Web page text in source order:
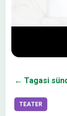
← Tagasi
TEATER